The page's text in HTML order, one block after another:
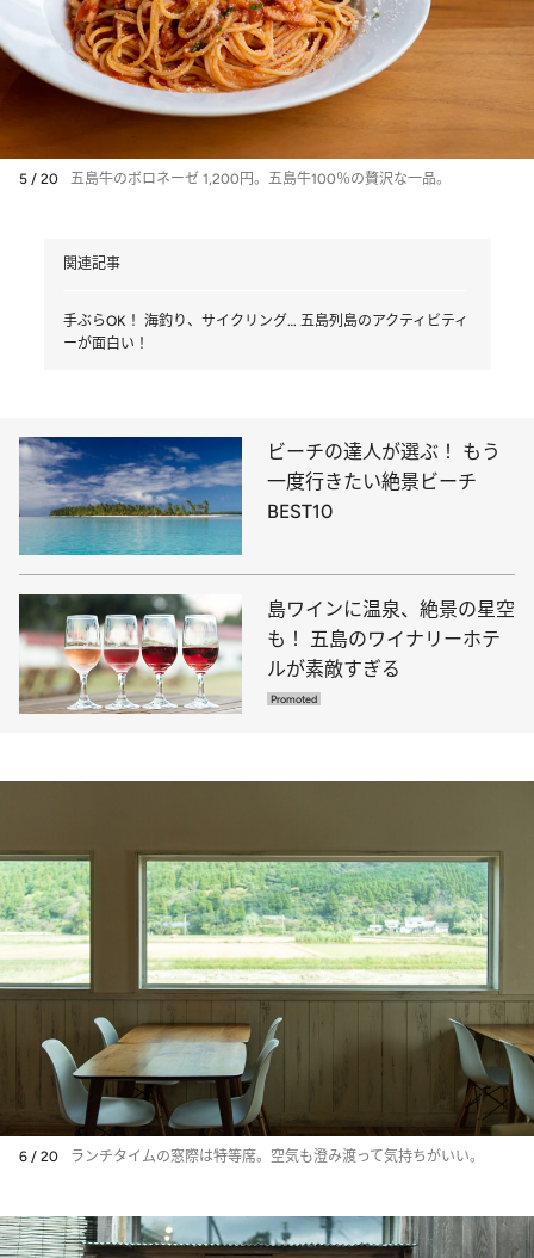
5 / 20 五島牛のボロネーゼ 1,200円。五島牛100％の贅沢な一品。
関連記事
手ぶらOK！ 海釣り、サイクリング… 五島列島のアクティビティ
ーが面白い！
ビーチの達人が選ぶ！ もう
一度行きたい絶景ビーチ
BEST10
島ワインに温泉、絶景の星空
も！ 五島のワイナリーホテ
ルが素敵すぎる
6 / 20 ランチタイムの窓際は特等席。空気も澄み渡って気持ちがいい。